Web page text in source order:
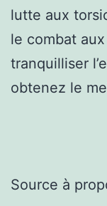
lutte aux
le combat
tranquilliser
obtenez le
Source à